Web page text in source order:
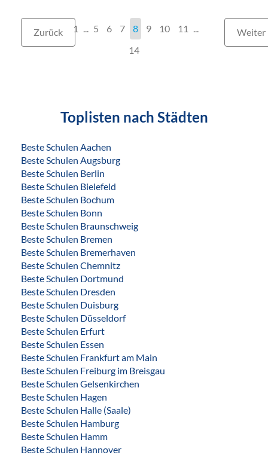
Zurück 1 ... 5 6 7 8 9 10 11 ...
14
Weiter
Toplisten nach Städten
Beste Schulen Aachen
Beste Schulen Augsburg
Beste Schulen Berlin
Beste Schulen Bielefeld
Beste Schulen Bochum
Beste Schulen Bonn
Beste Schulen Braunschweig
Beste Schulen Bremen
Beste Schulen Bremerhaven
Beste Schulen Chemnitz
Beste Schulen Dortmund
Beste Schulen Dresden
Beste Schulen Duisburg
Beste Schulen Düsseldorf
Beste Schulen Erfurt
Beste Schulen Essen
Beste Schulen Frankfurt am Main
Beste Schulen Freiburg im Breisgau
Beste Schulen Gelsenkirchen
Beste Schulen Hagen
Beste Schulen Halle (Saale)
Beste Schulen Hamburg
Beste Schulen Hamm
Beste Schulen Hannover